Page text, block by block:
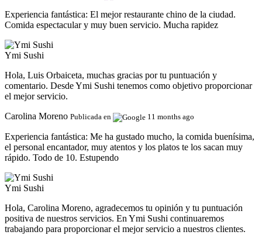
Experiencia fantástica: El mejor restaurante chino de la ciudad.
Comida espectacular y muy buen servicio. Mucha rapidez
Ymi Sushi
Hola, Luis Orbaiceta, muchas gracias por tu puntuación y
comentario. Desde Ymi Sushi tenemos como objetivo proporcionar
el mejor servicio.
Carolina Moreno Publicada en 11 months ago
Experiencia fantástica: Me ha gustado mucho, la comida buenísima,
el personal encantador, muy atentos y los platos te los sacan muy
rápido. Todo de 10. Estupendo
Ymi Sushi
Hola, Carolina Moreno, agradecemos tu opinión y tu puntuación
positiva de nuestros servicios. En Ymi Sushi continuaremos
trabajando para proporcionar el mejor servicio a nuestros clientes.